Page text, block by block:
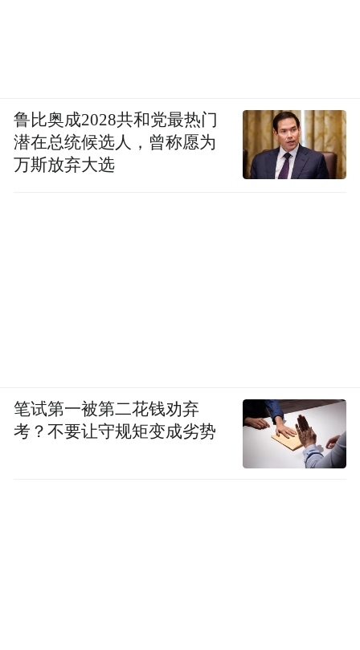
鲁比奥成2028共和党最热门
潜在总统候选人，曾称愿为
万斯放弃大选
笔试第一被第二花钱劝弃
考？不要让守规矩变成劣势